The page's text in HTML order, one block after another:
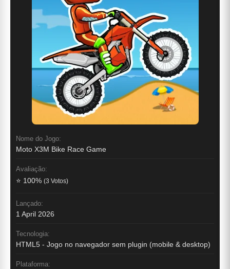
Nome do Jogo:
Moto X3M Bike Race Game
Avaliação:
⭐ 100% (3 Votos)
Lançado:
1 April 2026
Tecnologia:
HTML5 - Jogo no navegador sem plugin (mobile & desktop)
Plataforma: